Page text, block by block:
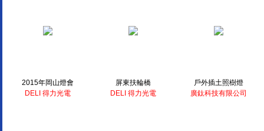
2015年岡山燈會
DELI 得力光電
屏東扶輪橋
DELI 得力光電
戶外插土照樹燈
廣鈦科技有限公司